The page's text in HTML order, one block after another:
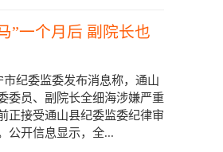
”一个月后 副院长也
市纪委监委发布消息称，通山
委员、副院长全细海涉嫌严重
正接受通山县纪委监委纪律审
公开信息显示，全...